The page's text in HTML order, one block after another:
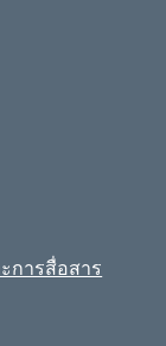
การสื่อสาร